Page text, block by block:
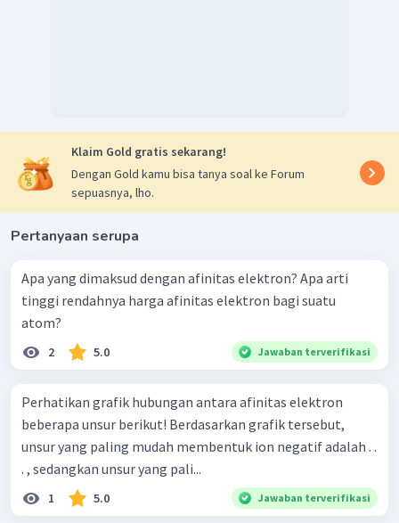
Klaim Gold gratis sekarang!
Dengan Gold kamu bisa tanya soal ke Forum
sepuasnya, lho.
Pertanyaan serupa
Apa yang dimaksud dengan afinitas elektron? Apa arti
tinggi rendahnya harga afinitas elektron bagi suatu
atom?
2 5.0 Jawaban terverifikasi
Perhatikan grafik hubungan antara afinitas elektron
beberapa unsur berikut! Berdasarkan grafik tersebut,
unsur yang paling mudah membentuk ion negatif adalah . .
. , sedangkan unsur yang pali...
1 5.0 Jawaban terverifikasi